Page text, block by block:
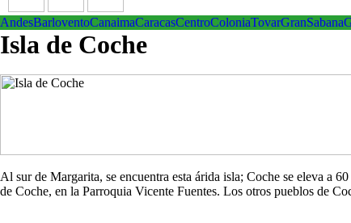
AndesBarloventoCanaimaCaracasCentroColoniaTovarGranSabana
Isla de Coche
Al sur de Margarita, se encuentra esta árida isla; Coche se eleva a
de Coche, en la Parroquia Vicente Fuentes. Los otros pueblos de